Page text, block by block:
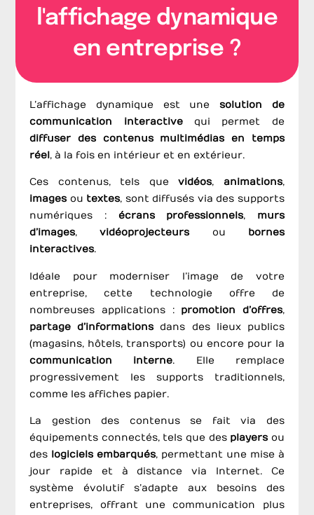
l'affichage dynamique
en entreprise ?
L’affichage dynamique est une solution de
communication interactivequi permet de
diffuser des contenus multimédias en temps
réel, à la fois en intérieur et en extérieur.
Ces contenus, tels quevidéos, animations,
images ou textes, sont diffusés via des supports
numériques : écrans professionnels, murs
d’images,vidéoprojecteurs ou bornes
interactives.
Idéale pour moderniser l’image de votre
entreprise, cette technologie offre de
nombreuses applications : promotion d’offres,
partage d’informations dans des lieux publics
(magasins, hôtels, transports) ou encore pour la
communication interne. Elle remplace
progressivement les supports traditionnels,
comme les affiches papier.
La gestion des contenus se fait via des
équipements connectés, tels que des players ou
des logiciels embarqués, permettant une mise à
jour rapide et à distance via Internet. Ce
système évolutif s’adapte aux besoins des
entreprises, offrant une communication plus